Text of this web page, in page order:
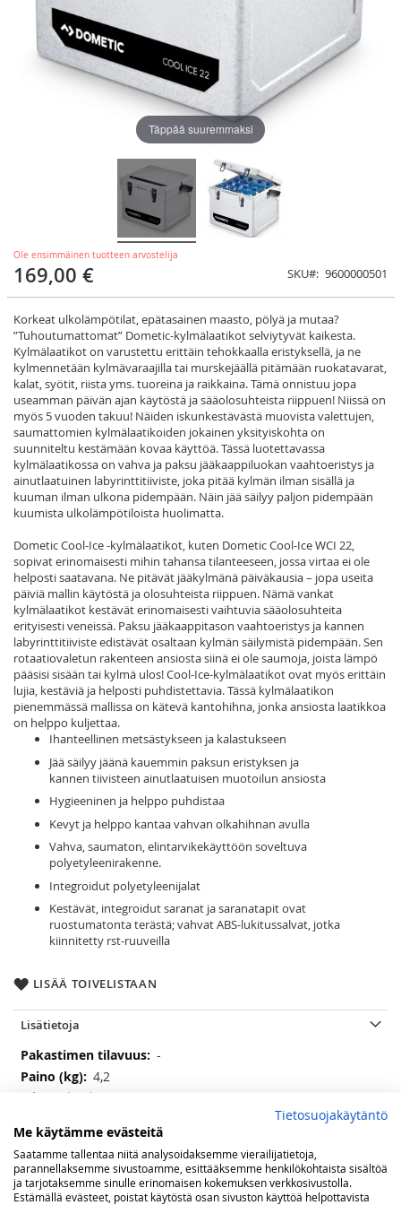
Ole ensimmäinen tuotteen arvostelija
169,00 € SKU 9600000501
Korkeat ulkolämpötilat, epätasainen maasto, pölyä ja mutaa?
”Tuhoutumattomat” Dometic-kylmälaatikot selviytyvät kaikesta.
Kylmälaatikot on varustettu erittäin tehokkaalla eristyksellä, ja ne
kylmennetään kylmävaraajilla tai murskejäällä pitämään ruokatavarat,
kalat, syötit, riista yms. tuoreina ja raikkaina. Tämä onnistuu jopa
useamman päivän ajan käytöstä ja sääolosuhteista riippuen! Niissä on
myös 5 vuoden takuu! Näiden iskunkestävästä muovista valettujen,
saumattomien kylmälaatikoiden jokainen yksityiskohta on
suunniteltu kestämään kovaa käyttöä. Tässä luotettavassa
kylmälaatikossa on vahva ja paksu jääkaappiluokan vaahtoeristys ja
ainutlaatuinen labyrinttitiiviste, joka pitää kylmän ilman sisällä ja
kuuman ilman ulkona pidempään. Näin jää säilyy paljon pidempään
kuumista ulkolämpötiloista huolimatta.
Dometic Cool-Ice -kylmälaatikot, kuten Dometic Cool-Ice WCI 22,
sopivat erinomaisesti mihin tahansa tilanteeseen, jossa virtaa ei ole
helposti saatavana. Ne pitävät jääkylmänä päiväkausia – jopa useita
päiviä mallin käytöstä ja olosuhteista riippuen. Nämä vankat
kylmälaatikot kestävät erinomaisesti vaihtuvia sääolosuhteita
erityisesti veneissä. Paksu jääkaappitason vaahtoeristys ja kannen
labyrinttitiiviste edistävät osaltaan kylmän säilymistä pidempään. Sen
rotaatiovaletun rakenteen ansiosta siinä ei ole saumoja, joista lämpö
pääsisi sisään tai kylmä ulos! Cool-Ice-kylmälaatikot ovat myös erittäin
lujia, kestäviä ja helposti puhdistettavia. Tässä kylmälaatikon
pienemmässä mallissa on kätevä kantohihna, jonka ansiosta laatikkoa
on helppo kuljettaa.
Ihanteellinen metsästykseen ja kalastukseen
Jää säilyy jäänä kauemmin paksun eristyksen ja
kannen tiivisteen ainutlaatuisen muotoilun ansiosta
Hygieeninen ja helppo puhdistaa
Kevyt ja helppo kantaa vahvan olkahihnan avulla
Vahva, saumaton, elintarvikekäyttöön soveltuva
polyetyleenirakenne.
Integroidut polyetyleenijalat
Kestävät, integroidut saranat ja saranatapit ovat
ruostumatonta terästä; vahvat ABS-lukitussalvat, jotka
kiinnitetty rst-ruuveilla
LISÄÄ TOIVELISTAAN
Täppää suuremmaksi
Lisätietoja
Lisätietoja
-
4,2
(lxsxk) 36,2 x 38,6 x 31,4 cm
passiivinen
-
-
Tietosuojakäytäntö
Me käytämme evästeitä
Saatamme tallentaa niitä analysoidaksemme vierailijatietoja,
parannellaksemme sivustoamme, esittääksemme henkilökohtaista sisältöä
ja tarjotaksemme sinulle erinomaisen kokemuksen verkkosivustolla.
Estämällä evästeet, poistat käytöstä osan sivuston käyttöä helpottavista